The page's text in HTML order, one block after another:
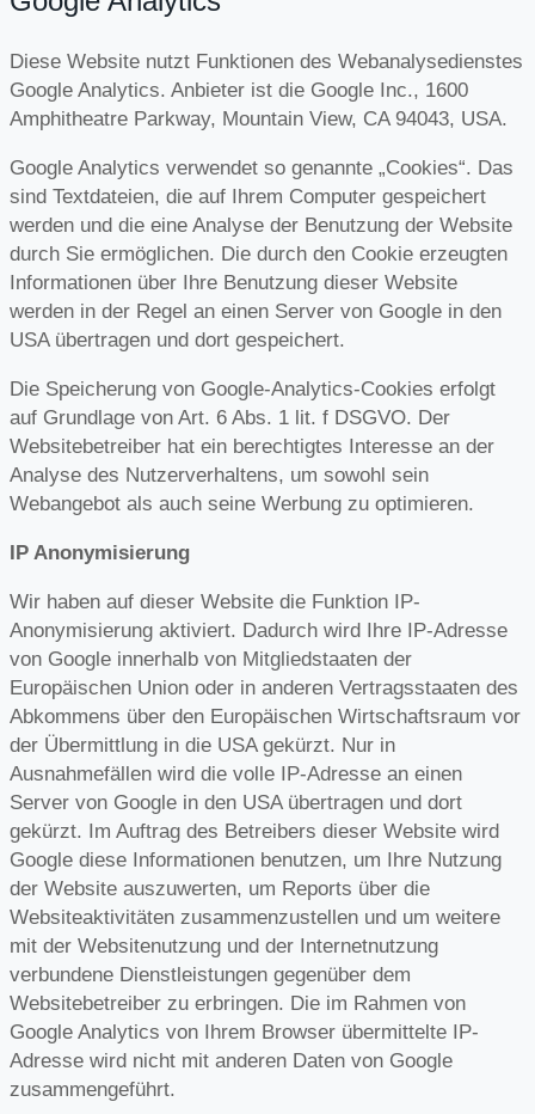
Diese Website nutzt Funktionen des Webanalysedienstes
Google Analytics. Anbieter ist die Google Inc., 1600
Amphitheatre Parkway, Mountain View, CA 94043, USA.
Google Analytics verwendet so genannte „Cookies“. Das
sind Textdateien, die auf Ihrem Computer gespeichert
werden und die eine Analyse der Benutzung der Website
durch Sie ermöglichen. Die durch den Cookie erzeugten
Informationen über Ihre Benutzung dieser Website
werden in der Regel an einen Server von Google in den
USA übertragen und dort gespeichert.
Die Speicherung von Google-Analytics-Cookies erfolgt
auf Grundlage von Art. 6 Abs. 1 lit. f DSGVO. Der
Websitebetreiber hat ein berechtigtes Interesse an der
Analyse des Nutzerverhaltens, um sowohl sein
Webangebot als auch seine Werbung zu optimieren.
IP Anonymisierung
Wir haben auf dieser Website die Funktion IP-
Anonymisierung aktiviert. Dadurch wird Ihre IP-Adresse
von Google innerhalb von Mitgliedstaaten der
Europäischen Union oder in anderen Vertragsstaaten des
Abkommens über den Europäischen Wirtschaftsraum vor
der Übermittlung in die USA gekürzt. Nur in
Ausnahmefällen wird die volle IP-Adresse an einen
Server von Google in den USA übertragen und dort
gekürzt. Im Auftrag des Betreibers dieser Website wird
Google diese Informationen benutzen, um Ihre Nutzung
der Website auszuwerten, um Reports über die
Websiteaktivitäten zusammenzustellen und um weitere
mit der Websitenutzung und der Internetnutzung
verbundene Dienstleistungen gegenüber dem
Websitebetreiber zu erbringen. Die im Rahmen von
Google Analytics von Ihrem Browser übermittelte IP-
Adresse wird nicht mit anderen Daten von Google
zusammengeführt.